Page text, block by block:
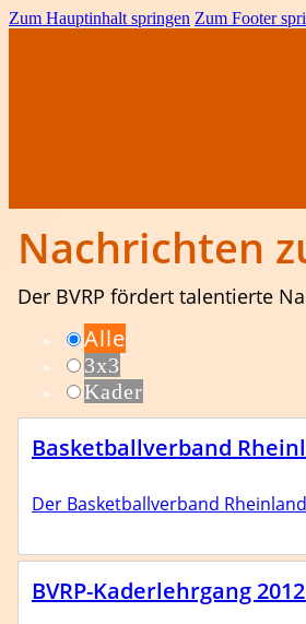
Zum Hauptinhalt springen Zum Footer
Startseite
News
BVRP
Ansprechpartner
Leistungssport
BVRP-
Jugend
Nachrichten
Der BVRP fördert talentierte
Alle
3x3
Kader
Basketballverband
Der Basketballverband
BVRP-Kaderlehrgang